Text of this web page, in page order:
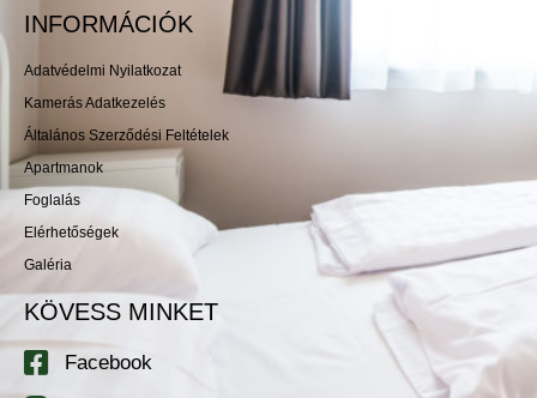
INFORMÁCIÓK
Adatvédelmi Nyilatkozat
Kamerás Adatkezelés
Általános Szerződési Feltételek
Apartmanok
Foglalás
Elérhetőségek
Galéria
KÖVESS MINKET
Facebook